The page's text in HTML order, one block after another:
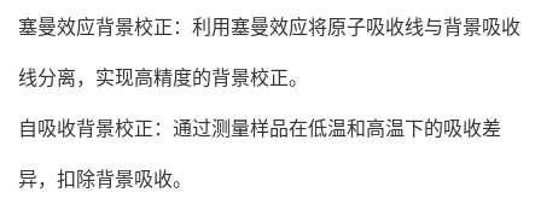
塞曼效应背景校正：利用塞曼效应将原子吸收线与背景吸收
线分离，实现高精度的背景校正。
自吸收背景校正：通过测量样品在低温和高温下的吸收差
异，扣除背景吸收。